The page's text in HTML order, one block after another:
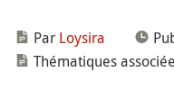
Par Loysira
Thématiques